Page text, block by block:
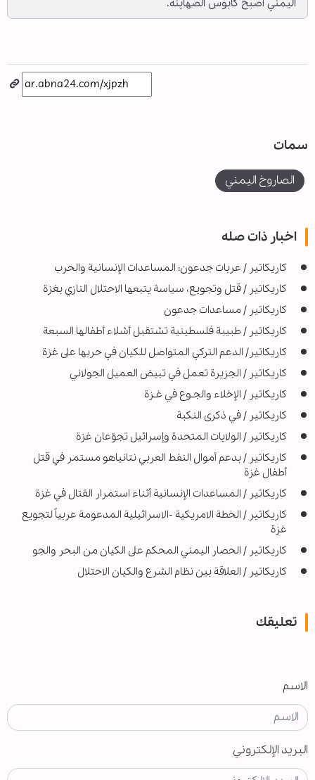
اليمني أصبح كابوس الصهاينة.
سمات
الصاروخ اليمني
اخبار ذات صله
كاريكاتير / عربات جدعون: المساعدات الإنسانية والحرب
كاريكاتير / قتل وتجويع، سياسة يتبعها الاحتلال النازي بغزة
كاريكاتير / مساعدات جدعون
كاريكاتير / طبيبة فلسطينية تشتقبل أشلاء أطفالها السبعة
كاريكاتير/ الدعم التركي المتواصل للكيان في حربها على غزة
كاريكاتير / الجزيرة تعمل في تبيض العميل الجولاني
كاريكاتير / الإخلاء والجـوع في غـزة
كاريكاتير / في ذكرى النكبة
كاريكاتير / الولايات المتحدة وإسرائيل تجوّعان غزة
كاريكاتير / بدعم أموال النفط العربي نتانياهو مستمر في قتل
أطفال غزة
كاريكاتير / المساعدات الإنسانية أثناء استمرار القتال في غزة
کاریکاتیر / الخطة الامريكية -الاسرائيلية المدعومة عربياً لتجويع
غزة
کاریکاتیر / الحصار اليمني المحكم على الكيان من البحر والجو
كاريكاتير / العلاقة بين نظام الشرع والكيان الاحتلال
تعليقك
الاسم
البريد الإلكتروني